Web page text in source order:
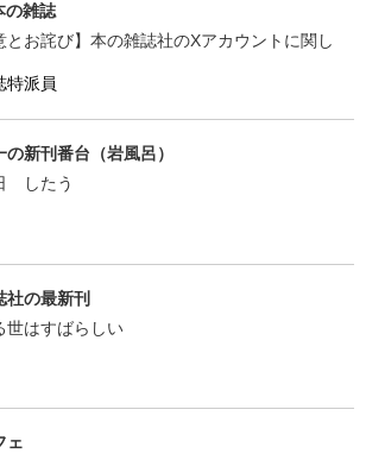
の雑誌
とお詫び】本の雑誌社のXアカウントに関し
特派員
の新刊番台（岩風呂）
したう
社の最新刊
世はすばらしい
ェ